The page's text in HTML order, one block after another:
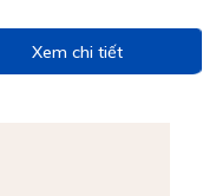
Xem chi tiết